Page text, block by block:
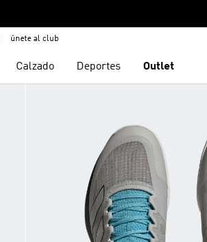
únete al club
Calzado Deportes Outlet